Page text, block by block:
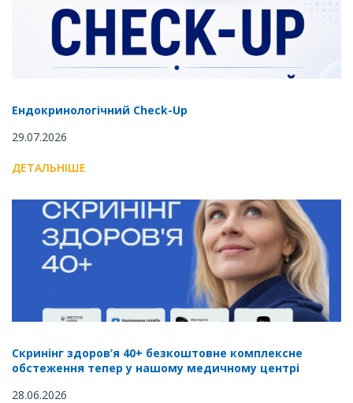
Ендокринологічний Check-Up
29.07.2026
ДЕТАЛЬНІШЕ
Скринінг здоров’я 40+ безкоштовне комплексне
обстеження тепер у нашому медичному центрі
28.06.2026